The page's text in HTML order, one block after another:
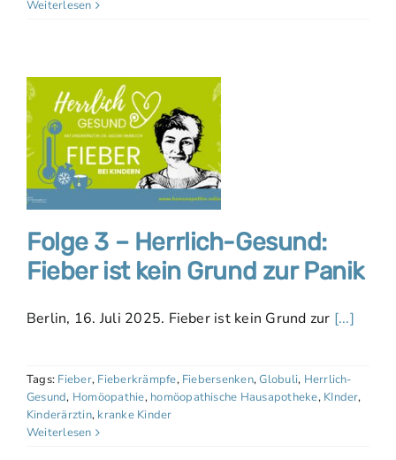
Weiterlesen
Folge 3 – Herrlich-Gesund:
Fieber ist kein Grund zur Panik
Berlin, 16. Juli 2025. Fieber ist kein Grund zur [...]
Tags: Fieber, Fieberkrämpfe, Fiebersenken,Globuli, Herrlich-
Gesund, Homöopathie, homöopathische Hausapotheke, KInder,
Kinderärztin, kranke Kinder
Weiterlesen